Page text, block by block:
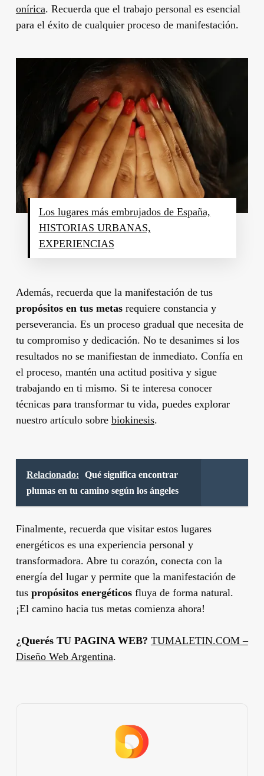
onírica. Recuerda que el trabajo personal es esencial
para el éxito de cualquier proceso de manifestación.
Los lugares más embrujados de España,
HISTORIAS URBANAS,
EXPERIENCIAS
Además, recuerda que la manifestación de tus
propósitos en tus metasrequiere constancia y
perseverancia. Es un proceso gradual que necesita de
tu compromiso y dedicación. No te desanimes si los
resultados no se manifiestan de inmediato. Confía en
el proceso, mantén una actitud positiva y sigue
trabajando en ti mismo. Si te interesa conocer
técnicas para transformar tu vida, puedes explorar
nuestro artículo sobre biokinesis.
Relacionado:
Qué significa encontrar
plumas en tu camino según los ángeles
Finalmente, recuerda que visitar estos lugares
energéticos es una experiencia personal y
transformadora. Abre tu corazón, conecta con la
energía del lugar y permite que la manifestación de
tus propósitos energéticosfluya de forma natural.
¡El camino hacia tus metas comienza ahora!
¿Querés TU PAGINA WEB? TUMALETIN.COM –
Diseño Web Argentina.